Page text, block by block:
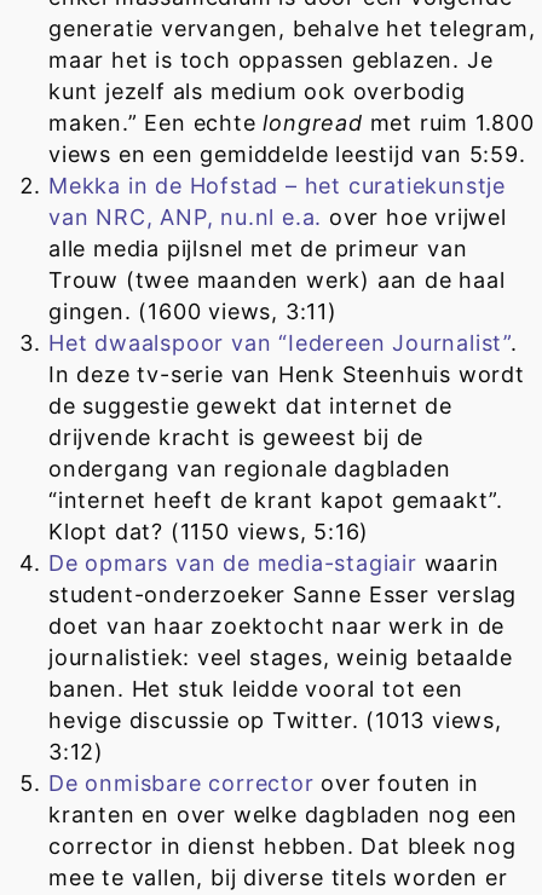
generatie vervangen, behalve het telegram,
maar het is toch oppassen geblazen. Je
kunt jezelf als medium ook overbodig
maken.” Een echtelongread met ruim 1.800
views en een gemiddelde leestijd van 5:59.
Mekka in de Hofstad – het curatiekunstje
van NRC, ANP, nu.nl e.a. over hoe vrijwel
alle media pijlsnel met de primeur van
Trouw (twee maanden werk) aan de haal
gingen. (1600 views, 3:11)
Het dwaalspoor van “Iedereen Journalist”.
In deze tv-serie van Henk Steenhuis wordt
de suggestie gewekt dat internet de
drijvende kracht is geweest bij de
ondergang van regionale dagbladen
“internet heeft de krant kapot gemaakt”.
Klopt dat? (1150 views, 5:16)
De opmars van de media-stagiair waarin
student-onderzoeker Sanne Esser verslag
doet van haar zoektocht naar werk in de
journalistiek: veel stages, weinig betaalde
banen. Het stuk leidde vooral tot een
hevige discussie op Twitter. (1013 views,
3:12)
De onmisbare corrector over fouten in
kranten en over welke dagbladen nog een
corrector in dienst hebben. Dat bleek nog
mee te vallen, bij diverse titels worden er